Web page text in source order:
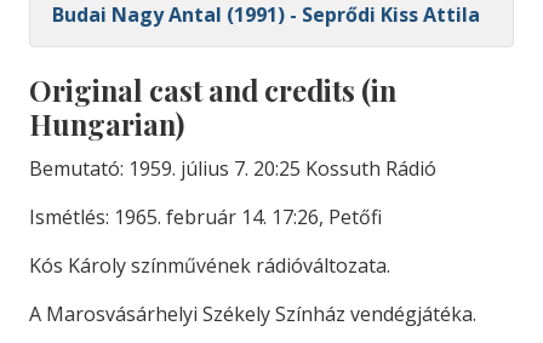
Budai Nagy Antal (1991) - Seprődi Kiss Attila
Original cast and credits (in
Hungarian)
Bemutató: 1959. július 7. 20:25 Kossuth Rádió
Ismétlés: 1965. február 14. 17:26, Petőfi
Kós Károly színművének rádióváltozata.
A Marosvásárhelyi Székely Színház vendégjátéka.